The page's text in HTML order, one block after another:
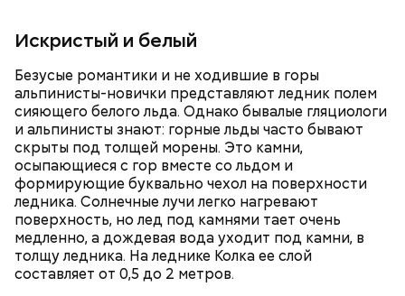
Искристый и белый
Безусые романтики и не ходившие в горы
альпинисты-новички представляют ледник полем
сияющего белого льда. Однако бывалые гляциологи
и альпинисты знают: горные льды часто бывают
скрыты под толщей морены. Это камни,
осыпающиеся с гор вместе со льдом и
формирующие буквально чехол на поверхности
ледника. Солнечные лучи легко нагревают
поверхность, но лед под камнями тает очень
медленно, а дождевая вода уходит под камни, в
толщу ледника. На леднике Колка ее слой
составляет от 0,5 до 2 метров.